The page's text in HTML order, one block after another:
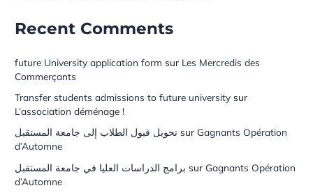
Recent Comments
future University application form sur Les Mercredis des
Commerçants
Transfer students admissions to future university sur
L’association déménage !
تحويل قبول الطلاب إلى جامعة المستقبل surGagnants Opération
d’Automne
برامج الدراسات العليا في جامعة المستقبل surGagnants Opération
d’Automne